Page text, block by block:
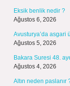
Eksik benlik nedir ?
Ağustos 6, 2026
Avusturya’da asgari
Ağustos 5, 2026
Bakara Suresi 48.
Ağustos 4, 2026
Altın neden paslanır